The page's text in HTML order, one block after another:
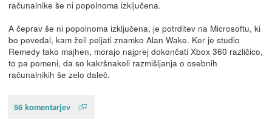
računalnike še ni popolnoma izključena.
A čeprav še ni popolnoma izključena, je potrditev na Microsoftu, ki
bo povedal, kam želi peljati znamko Alan Wake. Ker je studio
Remedy tako majhen, morajo najprej dokončati Xbox 360 različico,
to pa pomeni, da so kakršnakoli razmišljanja o osebnih
računalnikih še zelo daleč.
56 komentarjev